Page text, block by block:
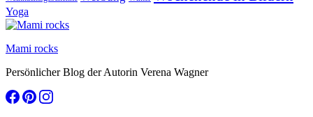
Yoga
Mami rocks
Persönlicher Blog der Autorin Verena Wagner